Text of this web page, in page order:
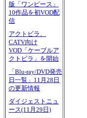
版「ワンピース」
10作品を初VOD配
信
アクトビラ、
CATV向け
VOD「ケーブルア
クトビラ」を開始
「Blu-ray/DVD発売
日一覧」11月28日
の更新情報
ダイジェストニュ
ース(11月29日)